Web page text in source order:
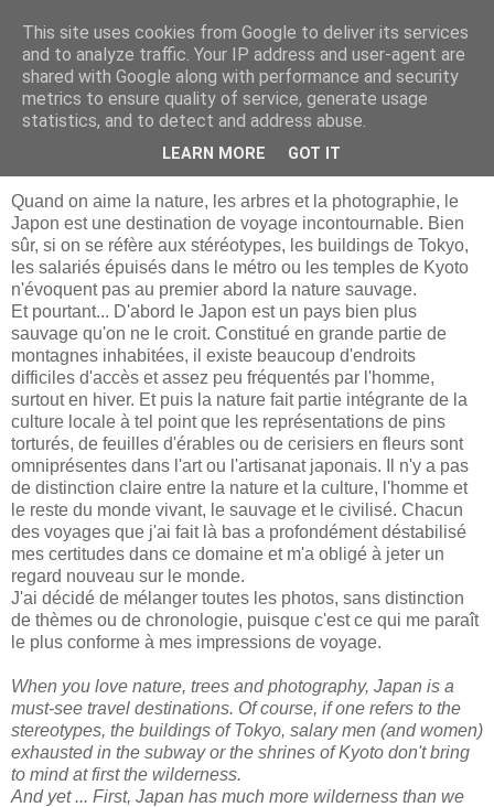
BLOG
samedi 30 novembre 2013
Quand on aime la nature, les arbres et la photographie, le
Japon est une destination de voyage incontournable. Bien
sûr, si on se réfère aux stéréotypes, les buildings de Tokyo,
les salariés épuisés dans le métro ou les temples de Kyoto
n'évoquent pas au premier abord la nature sauvage.
Et pourtant... D'abord le Japon est un pays bien plus
sauvage qu'on ne le croit. Constitué en grande partie de
montagnes inhabitées, il existe beaucoup d'endroits
difficiles d'accès et assez peu fréquentés par l'homme,
surtout en hiver. Et puis la nature fait partie intégrante de la
culture locale à tel point que les représentations de pins
torturés, de feuilles d'érables ou de cerisiers en fleurs sont
omniprésentes dans l'art ou l'artisanat japonais. Il n'y a pas
de distinction claire entre la nature et la culture, l'homme et
le reste du monde vivant, le sauvage et le civilisé. Chacun
des voyages que j'ai fait là bas a profondément déstabilisé
mes certitudes dans ce domaine et m'a obligé à jeter un
regard nouveau sur le monde.
J'ai décidé de mélanger toutes les photos, sans distinction
de thèmes ou de chronologie, puisque c'est ce qui me paraît
le plus conforme à mes impressions de voyage.
When you love nature, trees and photography, Japan is a
must-see travel destinations. Of course, if one refers to the
stereotypes, the buildings of Tokyo, salary men (and women)
exhausted in the subway or the shrines of Kyoto don't bring
to mind at first the wilderness.
And yet ... First, Japan has much more wilderness than we
This site uses cookies from Google to deliver its services
and to analyze traffic. Your IP address and user-agent are
shared with Google along with performance and security
metrics to ensure quality of service, generate usage
statistics, and to detect and address abuse.
LEARN MORE GOT IT